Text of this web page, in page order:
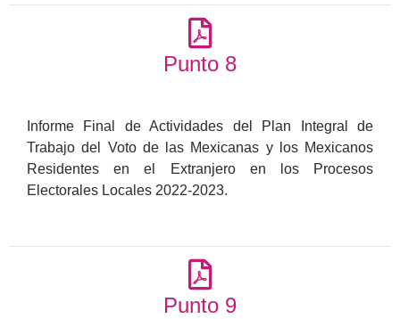
Punto 8
Informe Final de Actividades del Plan Integral de
Trabajo del Voto de las Mexicanas y los Mexicanos
Residentes en el Extranjero en los Procesos
Electorales Locales 2022-2023.
Punto 9